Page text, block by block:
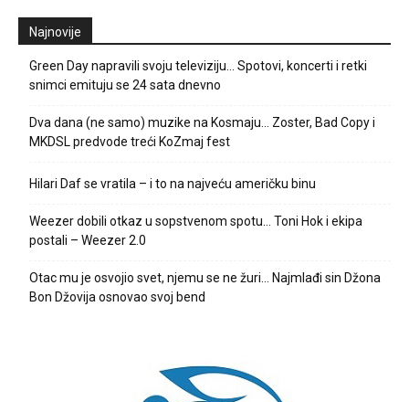
Najnovije
Green Day napravili svoju televiziju… Spotovi, koncerti i retki
snimci emituju se 24 sata dnevno
Dva dana (ne samo) muzike na Kosmaju… Zoster, Bad Copy i
MKDSL predvode treći KoZmaj fest
Hilari Daf se vratila – i to na najveću američku binu
Weezer dobili otkaz u sopstvenom spotu… Toni Hok i ekipa
postali – Weezer 2.0
Otac mu je osvojio svet, njemu se ne žuri… Najmlađi sin Džona
Bon Džovija osnovao svoj bend